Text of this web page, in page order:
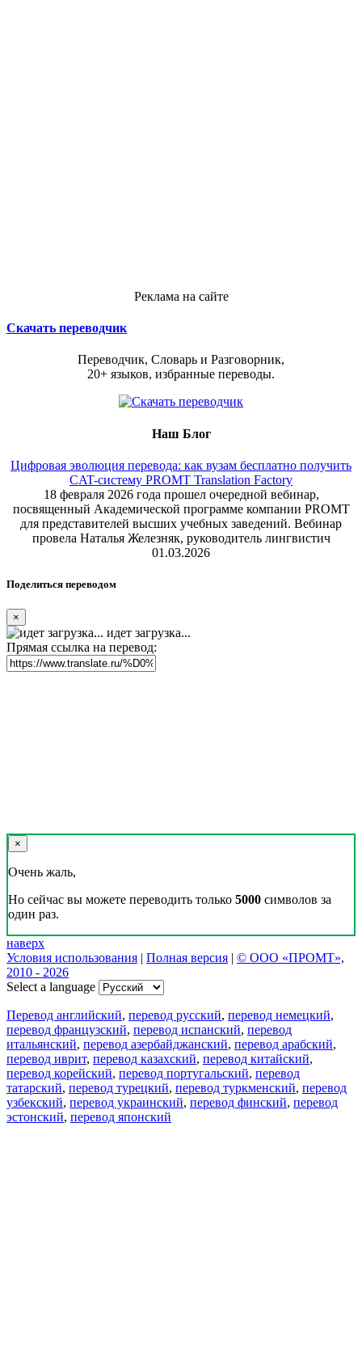
Реклама на сайте
Скачать переводчик
Переводчик, Словарь и Разговорник,
20+ языков, избранные переводы.
Наш Блог
Цифровая эволюция перевода: как вузам бесплатно получить
CAT-систему PROMT Translation Factory
18 февраля 2026 года прошел очередной вебинар,
посвященный Академической программе компании PROMT
для представителей высших учебных заведений. Вебинар
провела Наталья Железняк, руководитель лингвистич
01.03.2026
Поделиться переводом
×
идет загрузка...
Прямая ссылка на перевод:
×
Очень жаль,
Но сейчас вы можете переводить только 5000 символов за
один раз.
наверх
Условия использования | Полная версия | © ООО «ПРОМТ»,
2010 - 2026
Select a language
Перевод английский, перевод русский, перевод немецкий,
перевод французский, перевод испанский, перевод
итальянский, перевод азербайджанский, перевод арабский,
перевод иврит, перевод казахский, перевод китайский,
перевод корейский, перевод португальский, перевод
татарский, перевод турецкий, перевод туркменский, перевод
узбекский, перевод украинский, перевод финский, перевод
эстонский, перевод японский